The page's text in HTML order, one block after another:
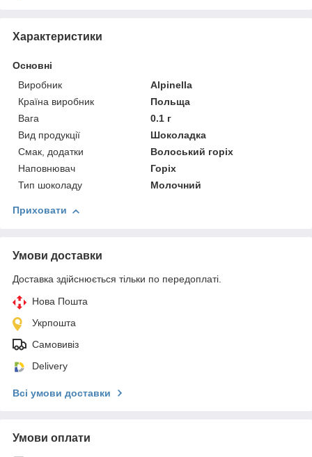
Характеристики
Основні
Виробник
Alpinella
Країна виробник
Польща
Вага
0.1 г
Вид продукції
Шоколадка
Смак, додатки
Волоський горіх
Наповнювач
Горіх
Тип шоколаду
Молочний
Приховати
Умови доставки
Доставка здійснюється тільки по передоплаті.
Нова Пошта
Укрпошта
Самовивіз
Delivery
Всі умови доставки
Умови оплати